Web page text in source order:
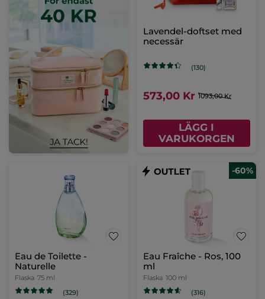
Lavendel-doftset med
necessär
(130)
573,00 Kr 1093,00 Kr
LÄGG I
VARUKORGEN
Eau de Toilette -
Naturelle
Flaska 75 ml
(329)
-60%
Eau Fraîche - Ros, 100
ml
Flaska 100 ml
(316)